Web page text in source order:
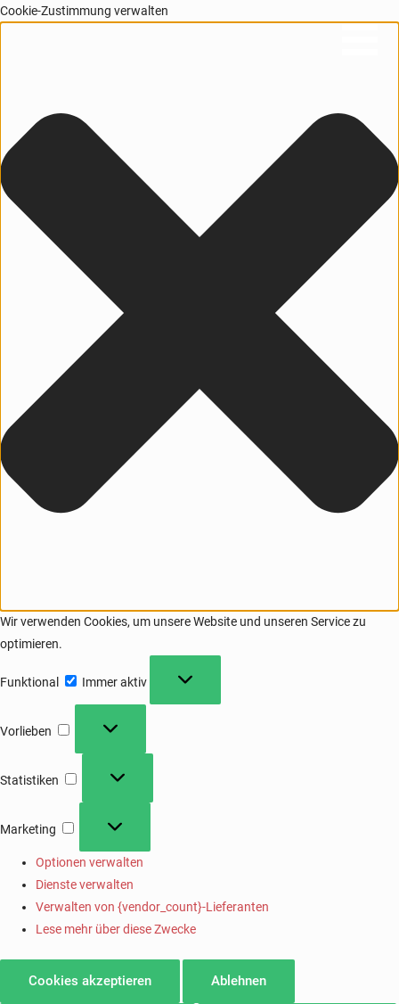
Cookie-Zustimmung verwalten
Wir verwenden Cookies, um unsere Website und unseren Service zu
optimieren.
Funktional Immer aktiv
Vorlieben
Statistiken
Marketing
Optionen verwalten
Dienste verwalten
Verwalten von {vendor_count}-Lieferanten
Lese mehr über diese Zwecke
Cookies akzeptieren Ablehnen